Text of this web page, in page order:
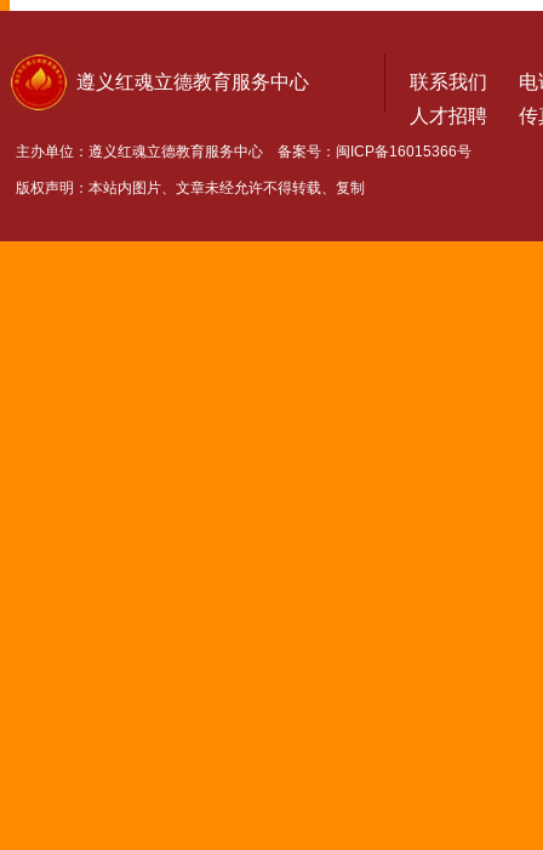
遵义红魂立德教育服务中心 联系我们
电
人才招聘
传
主办单位：遵义红魂立德教育服务中心 备案号： 闽ICP备16015366号
版权声明：本站内图片、文章未经允许不得转载、复制